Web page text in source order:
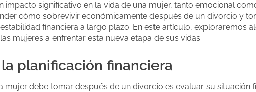
impacto significativo en la vida de una mujer, tanto emocional
cómo sobrevivir económicamente después de un divorcio y
financiera a largo plazo. En este artículo, exploraremos
mujeres a enfrentar esta nueva etapa de sus vidas.
planificación financiera
mujer debe tomar después de un divorcio es evaluar su situación